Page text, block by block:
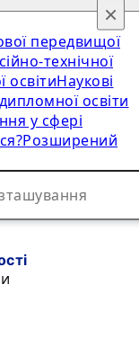
передвищої
технічної
освітиНаукові
освіти
у сфері
Розширений
×